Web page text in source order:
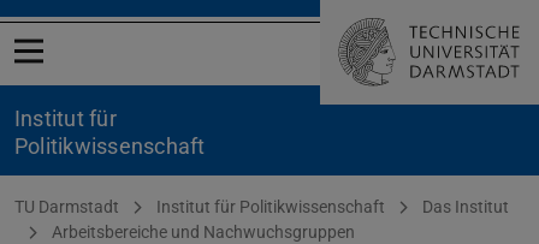
Menü öffnen
Institut für
Politikwissenschaft
Sie befinden sich hier:
TU Darmstadt Institut für Politikwissenschaft
Das Institut
Arbeitsbereiche und Nachwuchsgruppen